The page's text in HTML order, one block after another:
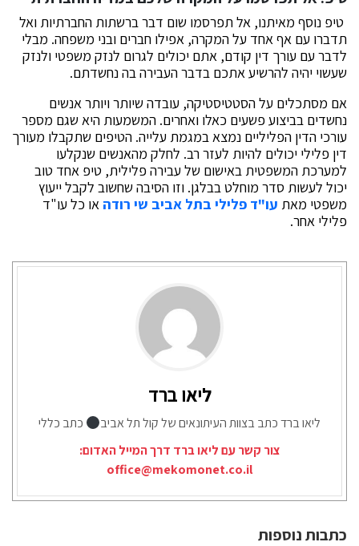
טיפ נוסף מאיתנו, אל תפרסמו שום דבר ברשתות החברתיות ואל
תדברו עם אף אחד על המקרה, אפילו חברים ובני משפחה. מבלי
לדבר עם עורך דין קודם, אתם יכולים לגרום לנזק משפטי ולנזק
שעשוי יהיה להרשיע אתכם בדבר העבירה בה נחשדתם.
אם מסתכלים על הסטטיסטיקה, עובדה שיותר ויותר אנשים
נחשדים בביצוע פשעים כאלו ואחרים. המשמעות היא שגם מספר
עורכי הדין הפליליים נמצא במגמת עלייה. הטיפים שתקבלו מעורך
דין פלילי יכולים להיות לעזר רב. לחלק מהאנשים שנקלעו
למערכת המשפטית באישום של עבירה פלילית, טיפ אחד טוב
יכול לעשות סדר מוחלט בבלגן. וזו הסיבה שחשוב לקבל ייעוץ
משפטי מאת עו"ד פלילי בתל אביב שי רודה או כל עו"ד
פלילי אחר.
ליאו ברד
ליאו ברד כתב בצוות העיתונאים של קול תל אביב
כתב כללי
צור קשר עם ליאו ברד דרך המייל האדום:
office@mekomonet.co.il
כתבות נוספות